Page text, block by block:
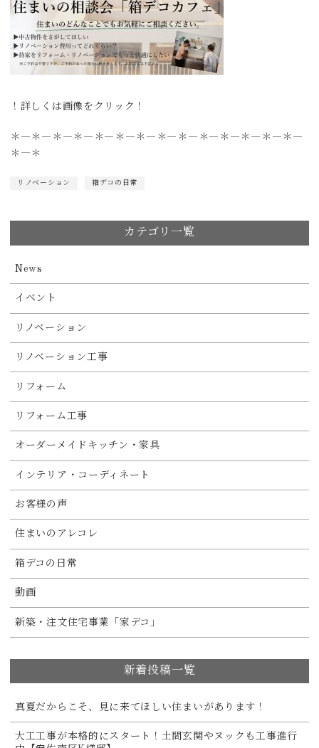
！詳しくは画像をクリック！
＊―＊―＊―＊―＊―＊―＊―＊―＊―＊―＊―＊―＊―＊―
＊―＊
リノベーション 箱デコの日常
カテゴリ一覧
News
イベント
リノベーション
リノベーション工事
リフォーム
リフォーム工事
オーダーメイドキッチン・家具
インテリア・コーディネート
お客様の声
住まいのアレコレ
箱デコの日常
動画
新築・注文住宅事業「家デコ」
新着投稿一覧
真夏だからこそ、見に来てほしい住まいがあります！
大工工事が本格的にスタート！土間玄関やヌックも工事進行